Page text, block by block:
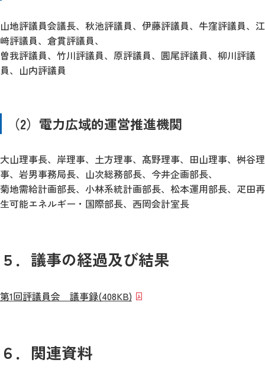
山地評議員会議長、秋池評議員、伊藤評議員、牛窪評議員、江
﨑評議員、倉貫評議員、
曽我評議員、竹川評議員、原評議員、圓尾評議員、柳川評議
員、山内評議員
（2）電力広域的運営推進機関
大山理事長、岸理事、土方理事、髙野理事、田山理事、桝谷理
事、岩男事務局長、山次総務部長、今井企画部長、
菊地需給計画部長、小林系統計画部長、松本運用部長、疋田再
生可能エネルギー・国際部長、西岡会計室長
５．議事の経過及び結果
第1回評議員会 議事録(408KB)
６．関連資料